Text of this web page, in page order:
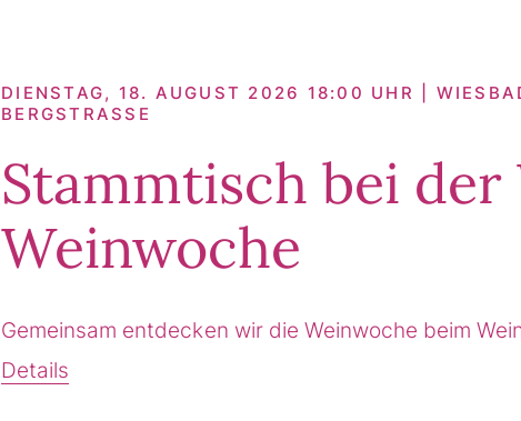
DIENSTAG, 18. AUGUST 2026 18:00 UHR |
BERGSTRASSE
Stammtisch bei der
Weinwoche
Gemeinsam entdecken wir die Weinwoche beim
Details